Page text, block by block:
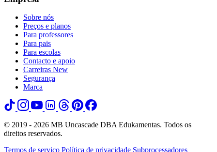
Sobre nós
Preços e planos
Para professores
Para pais
Para escolas
Contacto e apoio
Carreiras New
Segurança
Marca
© 2019 - 2026 MB Uncascade DBA Edukamentas. Todos os
direitos reservados.
Termos de serviço Política de privacidade Subprocessadores